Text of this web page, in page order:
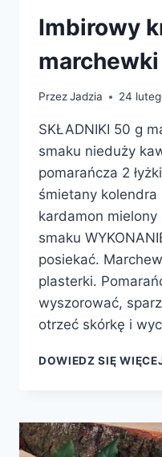
Imbirowy
marchewki
PrzezJadzia 24
SKŁADNIKI 50 g
smaku nieduży
pomarańcza 2
śmietany
kardamon
smaku
posiekać.
plasterki.
wyszorować,
otrzeć skórkę i
DOWIEDZ SIĘ